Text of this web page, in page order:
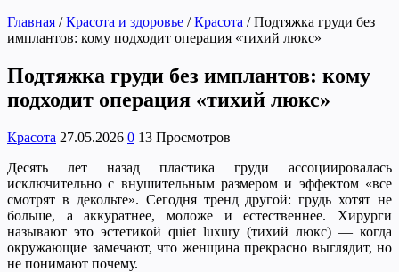
Главная / Красота и здоровье / Красота / Подтяжка груди без
имплантов: кому подходит операция «тихий люкс»
Подтяжка груди без имплантов: кому
подходит операция «тихий люкс»
Красота 27.05.2026 0 13 Просмотров
Десять лет назад пластика груди ассоциировалась
исключительно с внушительным размером и эффектом «все
смотрят в декольте». Сегодня тренд другой: грудь хотят не
больше, а аккуратнее, моложе и естественнее. Хирурги
называют это эстетикой quiet luxury (тихий люкс) — когда
окружающие замечают, что женщина прекрасно выглядит, но
не понимают почему.